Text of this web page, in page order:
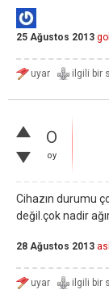
25 Ağustos 2013
0
oy
Cihazın durumu
değil.çok nadir
28 Ağustos 2013